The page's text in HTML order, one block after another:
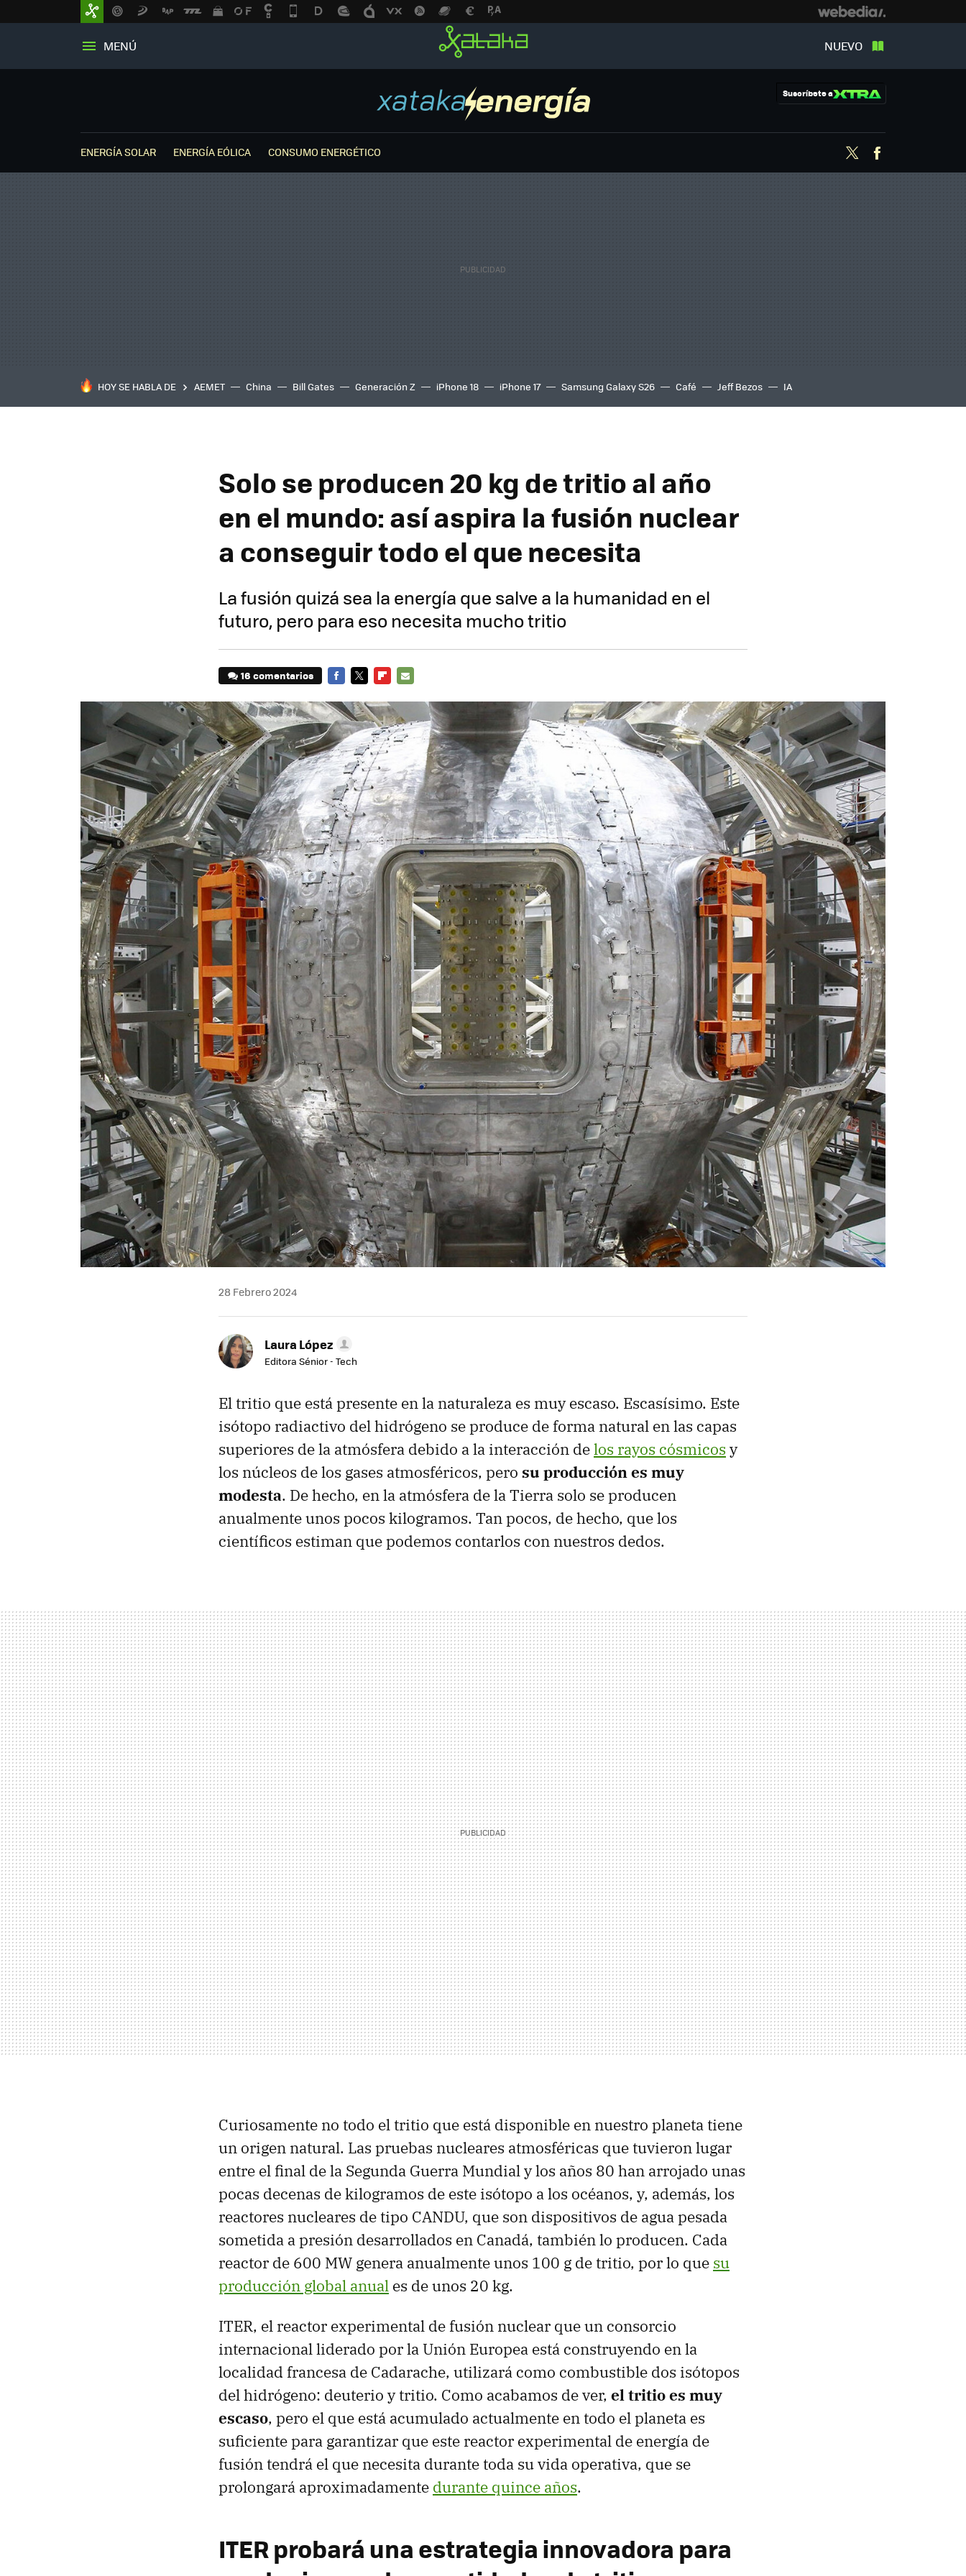
MENÚ NUEVO
Suscríbete a
ENERGÍA SOLAR ENERGÍA EÓLICA CONSUMO ENERGÉTICO Twitter
HOY SE HABLA DE AEMET China Bill Gates Generación Z iPhone 18 iPhone 17 Samsung Galaxy S26 Café Jeff Bezos IA
Solo se producen 20 kg de tritio al año
en el mundo: así aspira la fusión nuclear
a conseguir todo el que necesita
La fusión quizá sea la energía que salve a la humanidad en el
futuro, pero para eso necesita mucho tritio
16 comentarios
28 Febrero 2024
Laura López
Editora Sénior - Tech
El tritio que está presente en la naturaleza es muy escaso. Escasísimo. Este
isótopo radiactivo del hidrógeno se produce de forma natural en las capas
superiores de la atmósfera debido a la interacción delos rayos cósmicos y
los núcleos de los gases atmosféricos, pero su producción es muy
modesta. De hecho, en la atmósfera de la Tierra solo se producen
anualmente unos pocos kilogramos. Tan pocos, de hecho, que los
científicos estiman que podemos contarlos con nuestros dedos.
Curiosamente no todo el tritio que está disponible en nuestro planeta tiene
un origen natural. Las pruebas nucleares atmosféricas que tuvieron lugar
entre el final de la Segunda Guerra Mundial y los años 80 han arrojado unas
pocas decenas de kilogramos de este isótopo a los océanos, y, además, los
reactores nucleares de tipo CANDU, que son dispositivos de agua pesada
sometida a presión desarrollados en Canadá, también lo producen. Cada
reactor de 600 MW genera anualmente unos 100 g de tritio, por lo que su
producción global anual es de unos 20 kg.
ITER, el reactor experimental de fusión nuclear que un consorcio
internacional liderado por la Unión Europea está construyendo en la
localidad francesa de Cadarache, utilizará como combustible dos isótopos
del hidrógeno: deuterio y tritio. Como acabamos de ver, el tritio es muy
escaso, pero el que está acumulado actualmente en todo el planeta es
suficiente para garantizar que este reactor experimental de energía de
fusión tendrá el que necesita durante toda su vida operativa, que se
prolongará aproximadamente durante quince años.
ITER probará una estrategia innovadora para